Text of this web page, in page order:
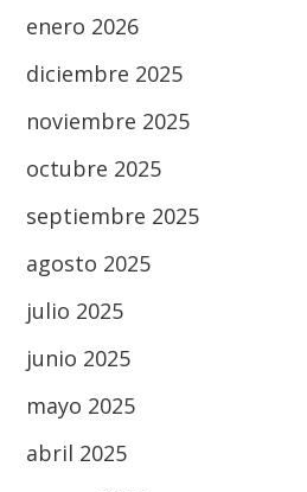
enero 2026
diciembre 2025
noviembre 2025
octubre 2025
septiembre 2025
agosto 2025
julio 2025
junio 2025
mayo 2025
abril 2025